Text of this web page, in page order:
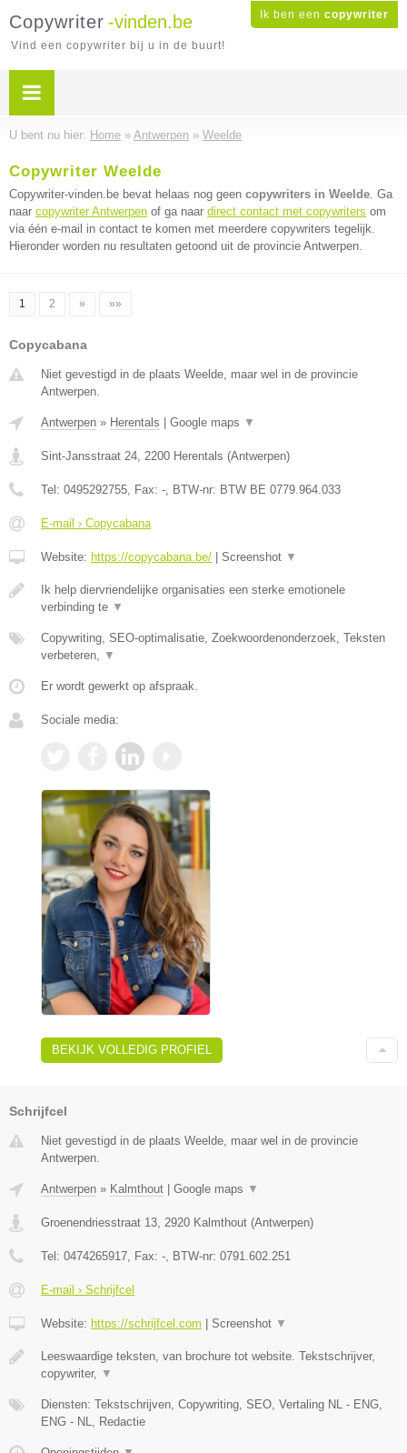
Ik ben een copywriter
Copywriter -vinden.be
Vind een copywriter bij u in de buurt!
U bent nu hier: Home » Antwerpen » Weelde
Copywriter Weelde
Copywriter-vinden.be bevat helaas nog geen copywriters in Weelde. Ga
naar copywriter Antwerpen of ga naar direct contact met copywriters om
via één e-mail in contact te komen met meerdere copywriters tegelijk.
Hieronder worden nu resultaten getoond uit de provincie Antwerpen.
1 2 » »»
Copycabana
Niet gevestigd in de plaats Weelde, maar wel in de provincie
Antwerpen.
Antwerpen » Herentals Google maps ▼
Sint-Jansstraat 24, 2200 Herentals (Antwerpen)
Tel: 0495292755, Fax: -, BTW-nr: BTW BE 0779.964.033
E-mail › Copycabana
Website: https://copycabana.be/ Screenshot ▼
Ik help diervriendelijke organisaties een sterke emotionele
verbinding te ▼
Copywriting, SEO-optimalisatie, Zoekwoordenonderzoek, Teksten
verbeteren, ▼
Er wordt gewerkt op afspraak.
Sociale media:
BEKIJK VOLLEDIG PROFIEL
Schrijfcel
Niet gevestigd in de plaats Weelde, maar wel in de provincie
Antwerpen.
Antwerpen » Kalmthout Google maps ▼
Groenendriesstraat 13, 2920 Kalmthout (Antwerpen)
Tel: 0474265917, Fax: -, BTW-nr: 0791.602.251
E-mail › Schrijfcel
Website: https://schrijfcel.com Screenshot ▼
Leeswaardige teksten, van brochure tot website. Tekstschrijver,
copywriter, ▼
Diensten: Tekstschrijven, Copywriting, SEO, Vertaling NL - ENG,
ENG - NL, Redactie